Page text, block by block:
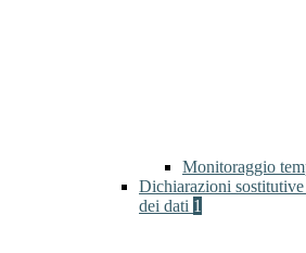
Monitoraggio
Dichiarazioni
dei dati 1